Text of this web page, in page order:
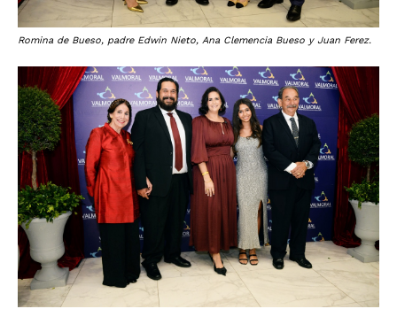
Romina de Bueso, padre Edwin Nieto, Ana Clemencia Bueso y Juan Ferez.